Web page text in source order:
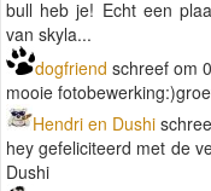
bull heb je! Echt een
van skyla...
dogfriend schreef om
mooie
Hendri en Dushi
hey gefeliciteerd met de
Dushi